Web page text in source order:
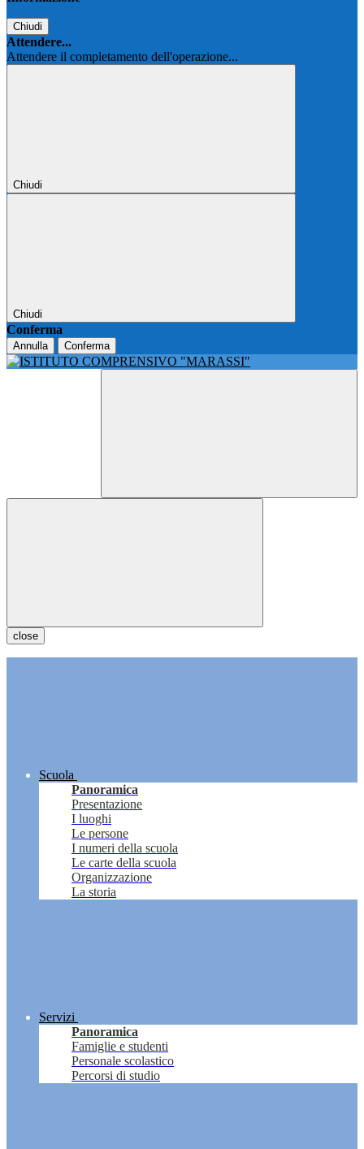
Chiudi
Attendere...
Attendere il completamento dell'operazione...
Chiudi
Chiudi
Conferma
Annulla Conferma
close
Scuola
Panoramica
Presentazione
I luoghi
Le persone
I numeri della scuola
Le carte della scuola
Organizzazione
La storia
Servizi
Panoramica
Famiglie e studenti
Personale scolastico
Percorsi di studio